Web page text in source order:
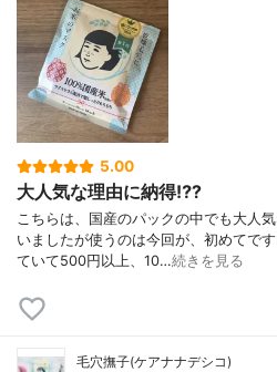
5.00
大人気な理由に納得⁉️?
こちらは、国産のパックの中でも大人
いましたが使うのは今回が、初めてで
ていて500円以上、10…続きを見る
毛穴撫子(ケアナナデシコ)